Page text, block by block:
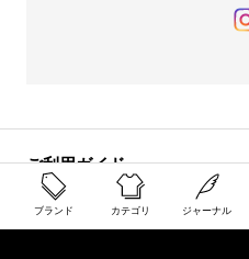
ブランド カテゴリ ジャーナル
ご利用ガイド
配送と送料について
ご注文について